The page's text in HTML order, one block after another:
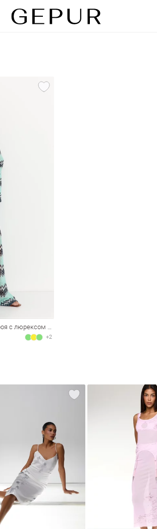
Трикотажные брюки свободного кроя с люрексом в ментоловом оттенке
+2